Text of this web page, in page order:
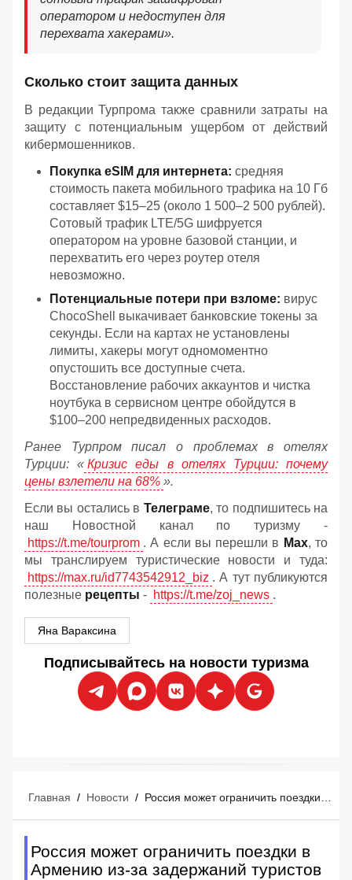
оператором и недоступен для
перехвата хакерами».
Сколько стоит защита данных
В редакции Турпрома также сравнили затраты на
защиту с потенциальным ущербом от действий
кибермошенников.
Покупка eSIM для интернета: средняя
стоимость пакета мобильного трафика на 10 Гб
составляет $15–25 (около 1 500–2 500 рублей).
Сотовый трафик LTE/5G шифруется
оператором на уровне базовой станции, и
перехватить его через роутер отеля
невозможно.
Потенциальные потери при взломе: вирус
ChocoShell выкачивает банковские токены за
секунды. Если на картах не установлены
лимиты, хакеры могут одномоментно
опустошить все доступные счета.
Восстановление рабочих аккаунтов и чистка
ноутбука в сервисном центре обойдутся в
$100–200 непредвиденных расходов.
Ранее Турпром писал о проблемах в отелях
Турции: « Кризис еды в отелях Турции: почему
цены взлетели на 68% ».
Если вы остались в Телеграме, то подпишитесь на
наш Новостной канал по туризму -
https://t.me/tourprom . А если вы перешли в Мах, то
мы транслируем туристические новости и туда:
https://max.ru/id7743542912_biz . А тут публикуются
полезные рецепты - https://t.me/zoj_news .
Яна Вараксина
Подписывайтесь на новости туризма
Главная / Новости / Россия может ограничить поездки в Армению из-за задержаний туристов
Россия может ограничить поездки в
Армению из-за задержаний туристов